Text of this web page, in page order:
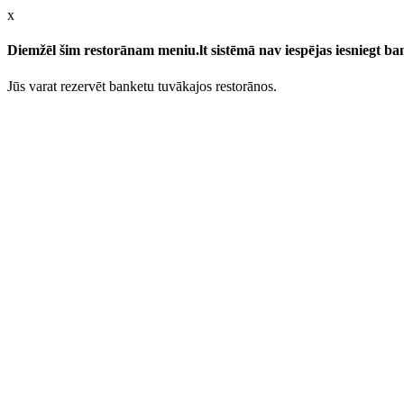
x
Diemžēl šim restorānam meniu.lt sistēmā nav iespējas iesniegt
Jūs varat rezervēt banketu tuvākajos restorānos.